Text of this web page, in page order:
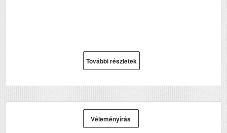
További részletek
Véleményírás